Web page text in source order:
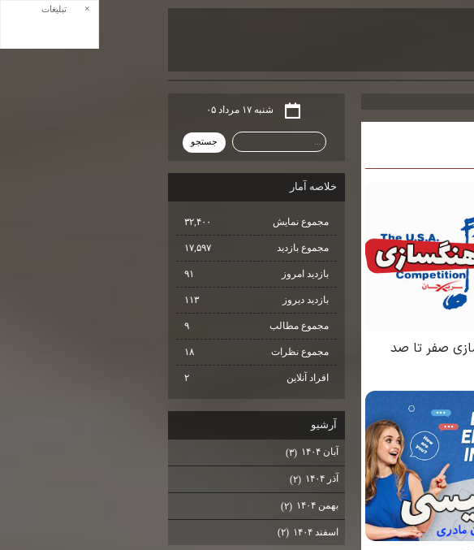
شنبه ۱۷ مرداد ۰۵
خلاصه آمار
مجموع نمایش‌ ۳۲,۴۰۰
مجموع بازدید ۱۷,۵۹۷
بازدید امروز ۹۱
بازدید دیروز ۱۱۳
مجموع مطالب ۹
مجموع نظرات ۱۸
افراد آنلاین ۲
آرشيو
آبان ۱۴۰۴ (۳)
آذر ۱۴۰۴ (۲)
بهمن ۱۴۰۴ (۲)
اسفند ۱۴۰۴ (۲)
تبلیغات ×